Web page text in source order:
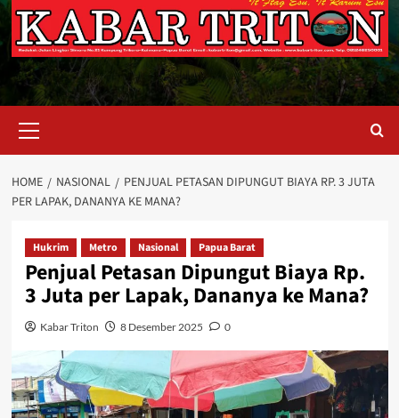
Menu
HOME NASIONAL
PENJUAL PETASAN DIPUNGUT BIAYA RP. 3 JUTA
PER LAPAK, DANANYA KE MANA?
Hukrim Metro Nasional Papua Barat
Penjual Petasan Dipungut Biaya Rp.
3 Juta per Lapak, Dananya ke Mana?
Kabar Triton 8 Desember 2025 0